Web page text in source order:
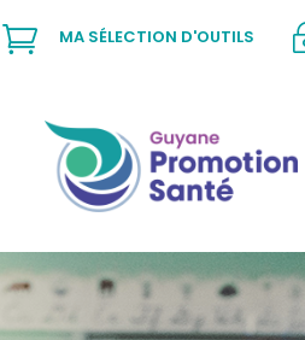
 MA SÉLECTION D'OUTILS